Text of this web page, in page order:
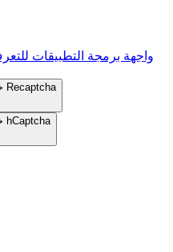
واجهة برمجة التطبيقات
خدمة التعرف على رموز التحقق Recaptcha
خدمة التعرف على رموز التحقق hCaptcha